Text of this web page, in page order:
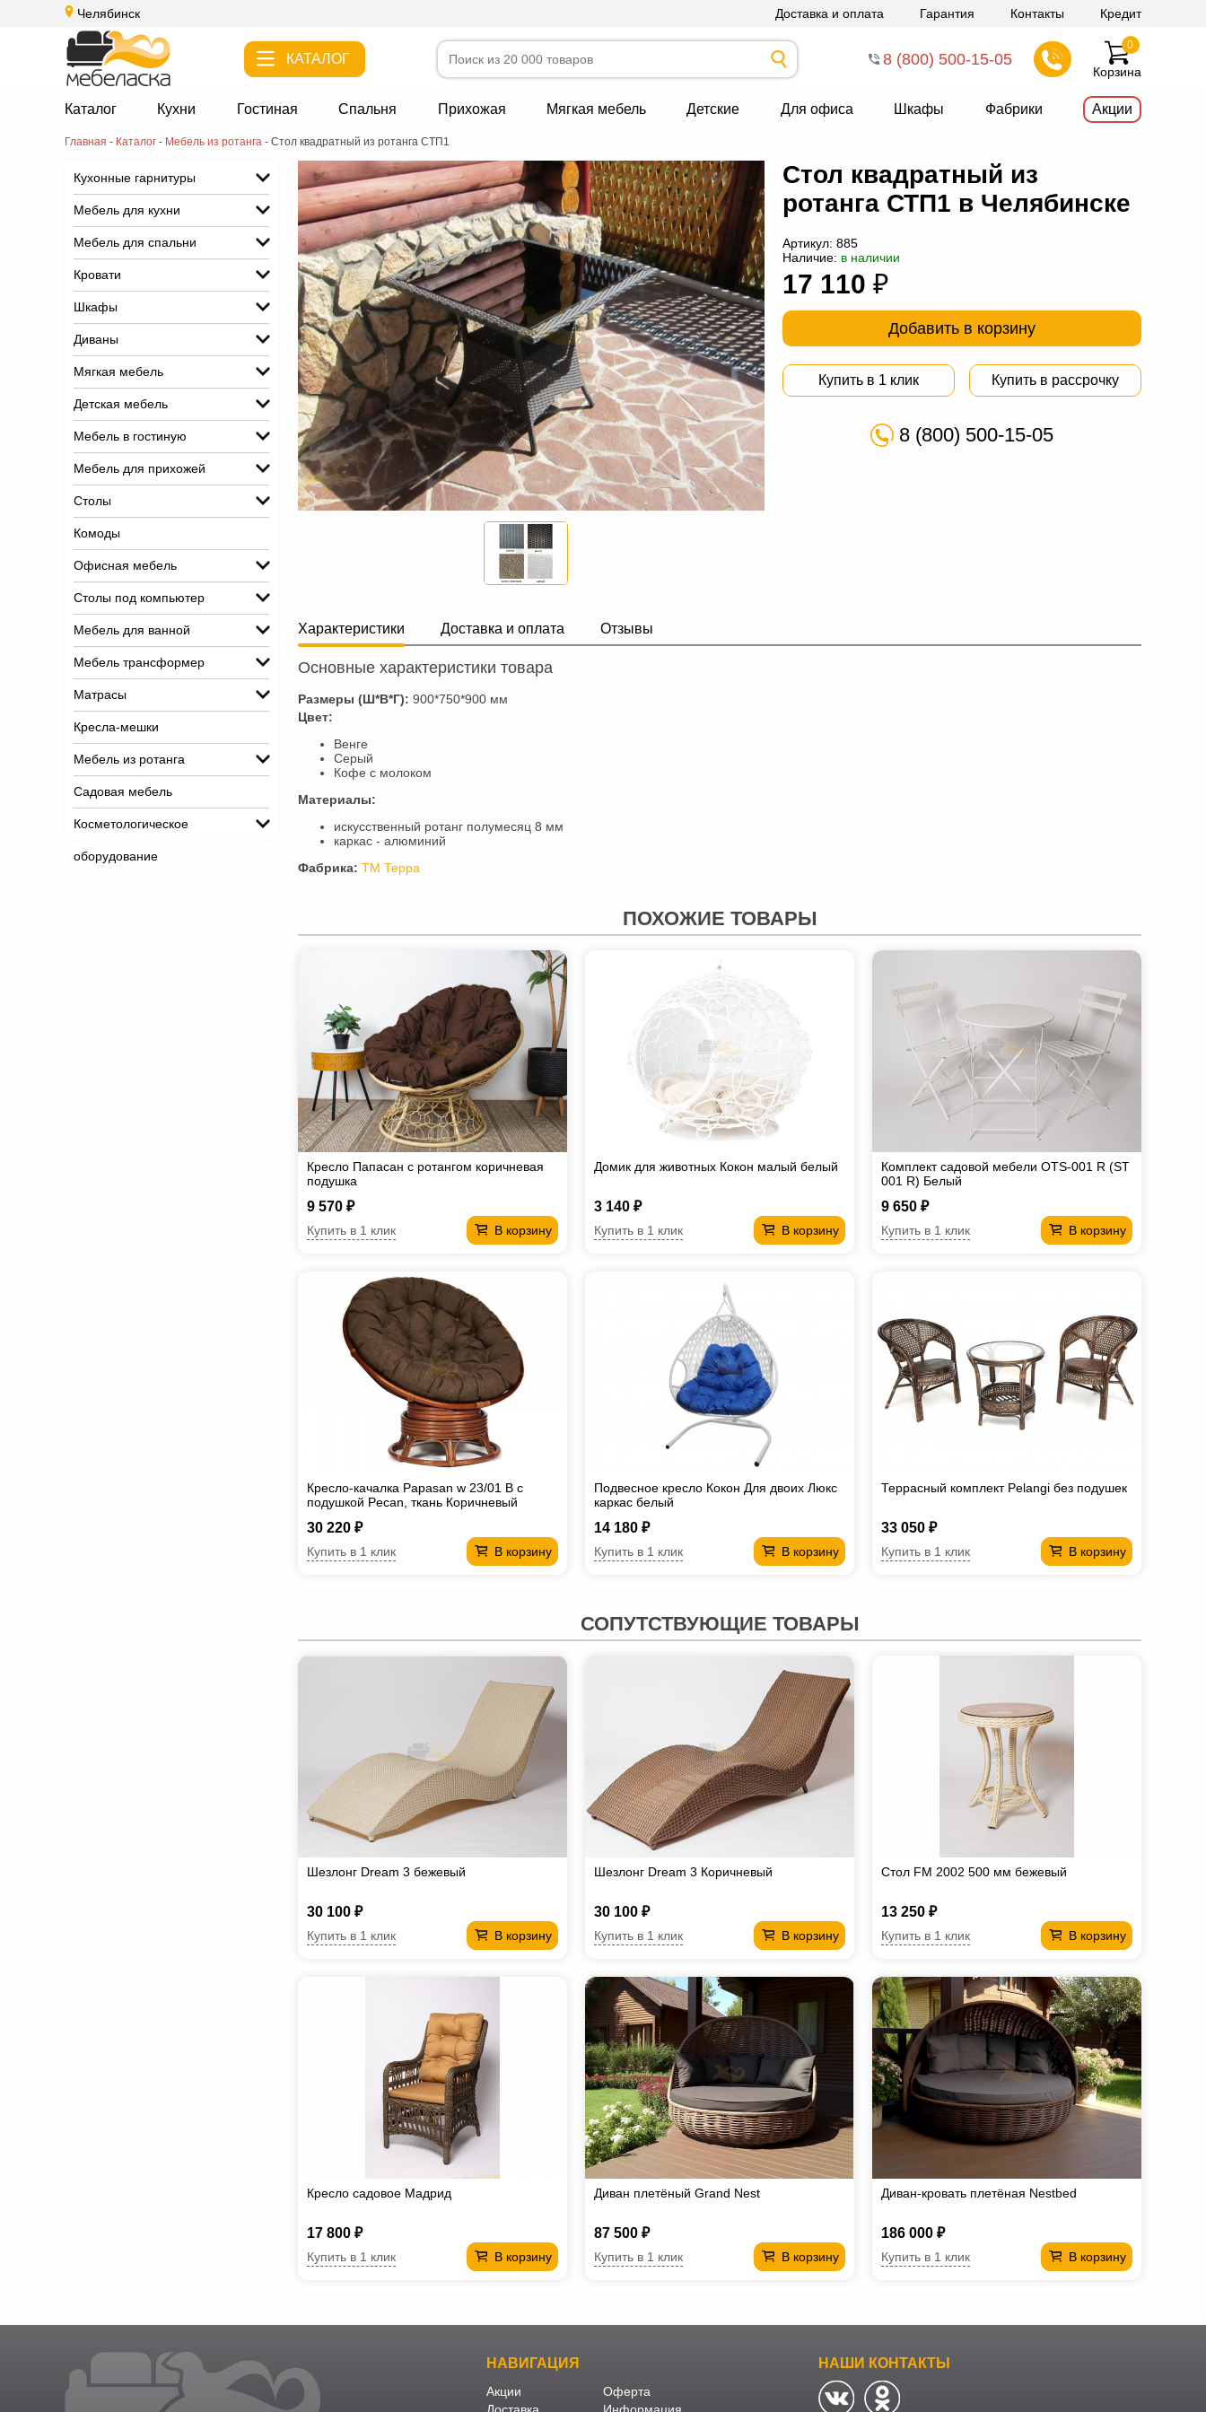
Челябинск Доставка и оплата Гарантия Контакты Кредит
КАТАЛОГ 8 (800) 500-15-05
Корзина
0
Каталог Кухни Гостиная Спальня Прихожая Мягкая мебель Детские Для офиса Шкафы Фабрики Акции
Главная - Каталог - Мебель из ротанга - Стол квадратный из ротанга СТП1
Кухонные гарнитуры
Мебель для кухни
Мебель для спальни
Кровати
Шкафы
Диваны
Мягкая мебель
Детская мебель
Мебель в гостиную
Мебель для прихожей
Столы
Комоды
Офисная мебель
Столы под компьютер
Мебель для ванной
Мебель трансформер
Матрасы
Кресла-мешки
Мебель из ротанга
Садовая мебель
Косметологическое
оборудование
Стол квадратный из
ротанга СТП1 в Челябинске
Артикул: 885
Наличие: в наличии
17 110 ₽
Добавить в корзину
Купить в 1 клик Купить в рассрочку
8 (800) 500-15-05
Характеристики Доставка и оплата Отзывы
Основные характеристики товара
Размеры (Ш*В*Г): 900*750*900 мм
Цвет:
Венге
Серый
Кофе с молоком
Материалы:
искусственный ротанг полумесяц 8 мм
каркас - алюминий
Фабрика: ТМ Терра
ПОХОЖИЕ ТОВАРЫ
Кресло Папасан с ротангом коричневая
подушка
9 570 ₽
В корзину
Купить в 1 клик
Домик для животных Кокон малый белый
3 140 ₽
В корзину
Купить в 1 клик
Комплект садовой мебели OTS-001 R (ST
001 R) Белый
9 650 ₽
В корзину
Купить в 1 клик
Кресло-качалка Papasan w 23/01 B с
подушкой Pecan, ткань Коричневый
30 220 ₽
В корзину
Купить в 1 клик
Подвесное кресло Кокон Для двоих Люкс
каркас белый
14 180 ₽
В корзину
Купить в 1 клик
Террасный комплект Pelangi без подушек
33 050 ₽
В корзину
Купить в 1 клик
СОПУТСТВУЮЩИЕ ТОВАРЫ
Шезлонг Dream 3 бежевый
30 100 ₽
В корзину
Купить в 1 клик
Шезлонг Dream 3 Коричневый
30 100 ₽
В корзину
Купить в 1 клик
Стол FM 2002 500 мм бежевый
13 250 ₽
В корзину
Купить в 1 клик
Кресло садовое Мадрид
17 800 ₽
В корзину
Купить в 1 клик
Диван плетёный Grand Nest
87 500 ₽
В корзину
Купить в 1 клик
Диван-кровать плетёная Nestbed
186 000 ₽
В корзину
Купить в 1 клик
НАВИГАЦИЯ
Акции
Оферта
НАШИ КОНТАКТЫ